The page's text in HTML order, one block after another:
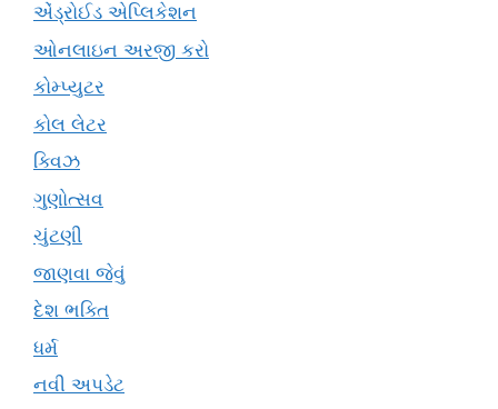
એંડ્રોઈડ એપ્લિકેશન
ઓનલાઇન અરજી કરો
કોમ્પ્યુટર
કોલ લેટર
ક્વિઝ
ગુણોત્સવ
ચુંટણી
જાણવા જેવું
દેશ ભક્તિ
ધર્મ
નવી અપડેટ